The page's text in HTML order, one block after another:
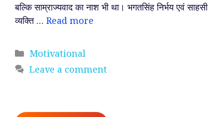
बल्कि साम्राज्यवाद का नाश भी था। भगतसिंह निर्भय एवं साहसी
व्यक्ति … Read more
Categories
Motivational
Leave a comment